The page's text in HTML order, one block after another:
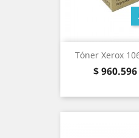
Tóner Xerox
Precio
$ 960.596